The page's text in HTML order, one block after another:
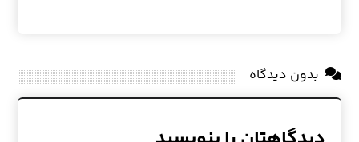
بدون دیدگاه